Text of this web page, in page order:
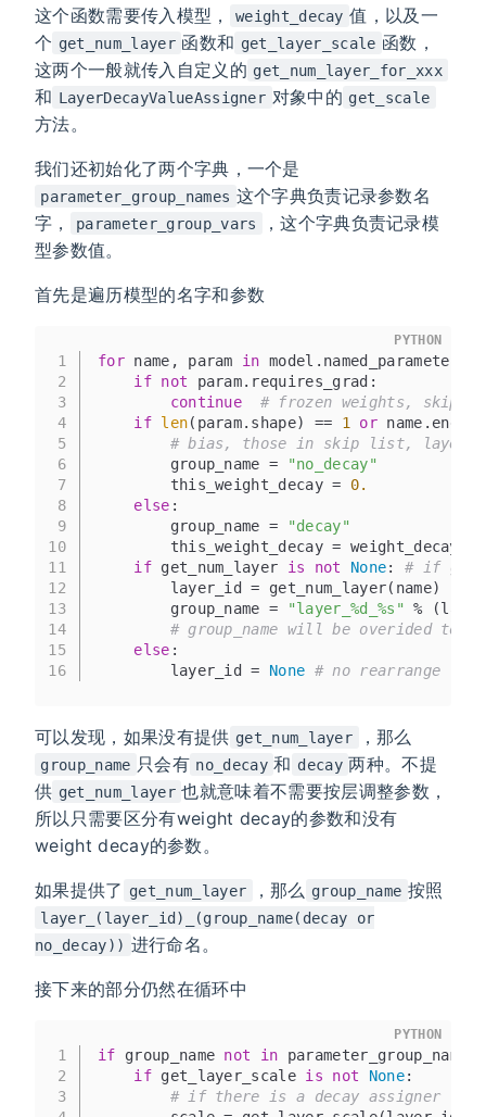
这个函数需要传入模型， weight_decay 值，以及一
个 get_num_layer 函数和 get_layer_scale 函数，
这两个一般就传入自定义的 get_num_layer_for_xxx
和 LayerDecayValueAssigner 对象中的 get_scale
方法。
我们还初始化了两个字典，一个是
parameter_group_names 这个字典负责记录参数名
字，
parameter_group_vars
，这个字典负责记录模
型参数值。
首先是遍历模型的名字和参数
1
2
3
4
5
6
7
8
9
10
11
12
13
14
15
16
for name, param in
if not param.requires_grad:
continue
# frozen weights, skip
if len(param.shape) == 1 or
# bias, those in skip list, layer
        group_name =
"no_decay"
        this_weight_decay =
0.
else :
        group_name =
"decay"
        this_weight_decay = weight_decay
if get_num_layer is not None: # if
        layer_id = get_num_layer(name)
        group_name =
"layer_%d_%s"
%
# group_name will be overided to
else :
        layer_id =
None # no rearrange
PYTHON
可以发现，如果没有提供 get_num_layer ，那么
group_name 只会有 no_decay 和 decay 两种。不提
供 get_num_layer 也就意味着不需要按层调整参数，
所以只需要区分有weight decay的参数和没有
weight decay的参数。
如果提供了 get_num_layer ，那么 group_name 按照
layer_(layer_id)_(group_name(decay or
no_decay)) 进行命名。
接下来的部分仍然在循环中
1
2
3
if group_name not in parameter_group_names:
if get_layer_scale is not None:
# if there is a decay assigner
PYTHON